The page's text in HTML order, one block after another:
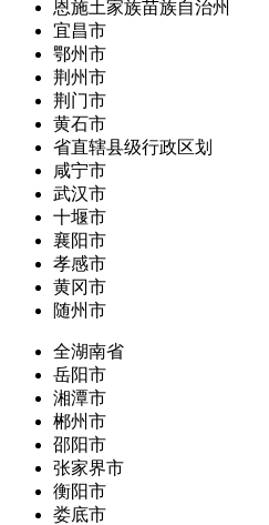
恩施土家族苗族自治州
宜昌市
鄂州市
荆州市
荆门市
黄石市
省直辖县级行政区划
咸宁市
武汉市
十堰市
襄阳市
孝感市
黄冈市
随州市
全湖南省
岳阳市
湘潭市
郴州市
邵阳市
张家界市
衡阳市
娄底市